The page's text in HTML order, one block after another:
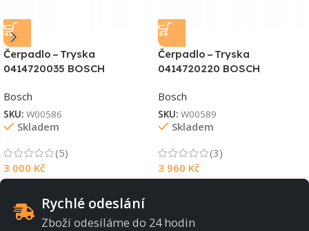
Čerpadlo – Tryska
0414720035 BOSCH
Bosch
SKU: W00586
Skladem
(5)
3 000 Kč
Čerpadlo – Tryska
0414720220 BOSCH
Bosch
SKU: W00589
Skladem
(3)
3 960 Kč
Rychlé odeslání
Zboží odesíláme do 24 hodin